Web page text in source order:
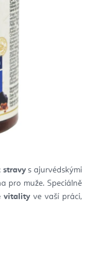
stravys ajurvédskými
pro muže. Speciálně
vitality ve vaší práci,